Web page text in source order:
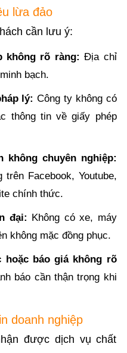
lừa đảo
cần lưu ý:
không rõ ràng: Địa chỉ
bạch.
lý: Công ty không có
thông tin về giấy phép
không chuyên nghiệp:
Facebook, Youtube,
chính thức.
đại: Không có xe, máy
không mặc đồng phục.
báo giá không rõ
báo cần thận trọng khi
doanh nghiệp
được dịch vụ chất